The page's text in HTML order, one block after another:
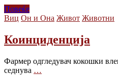
Повеќе
Виц Он и Она Живот Животни
Коинциденција
Фармер одгледувач кокошки
седнува …